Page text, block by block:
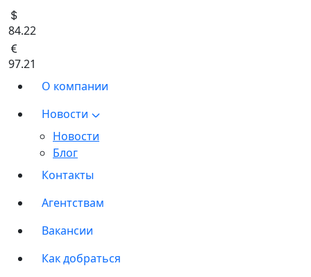
84.22
97.21
О компании
Новости
Новости
Блог
Контакты
Агентствам
Вакансии
Как добраться